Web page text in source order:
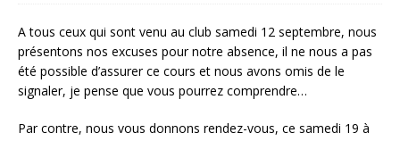
A tous ceux qui sont venu au club samedi 12 septembre, nous
présentons nos excuses pour notre absence, il ne nous a pas
été possible d’assurer ce cours et nous avons omis de le
signaler, je pense que vous pourrez comprendre…
Par contre, nous vous donnons rendez-vous, ce samedi 19 à